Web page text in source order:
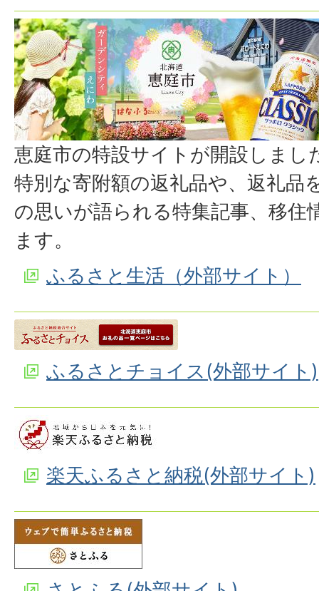
恵庭市の特設サイトが開設しまし
特別な寄附額の返礼品や、返礼品
の思いが語られる特集記事、移住
ます。
ふるさと生活（外部サイト）
ふるさとチョイス(外部サイト)
楽天ふるさと納税(外部サイト)